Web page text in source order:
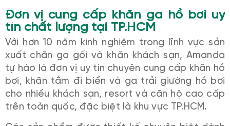
Đơn vị cung cấp khăn ga hồ bơi uy
tín chất lượng tại TP.HCM
Với hơn 10 năm kinh nghiệm trong lĩnh vực sản
xuất chăn ga gối và khăn khách sạn, Amanda
tự hào là đơn vị uy tín chuyên cung cấp khăn hồ
bơi, khăn tắm đi biển và ga trải giường hồ bơi
cho nhiều khách sạn, resort và căn hộ cao cấp
trên toàn quốc, đặc biệt là khu vực TP.HCM.